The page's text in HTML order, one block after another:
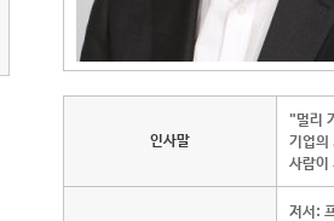
인사말
"멀리
기업의
사람이
저서: